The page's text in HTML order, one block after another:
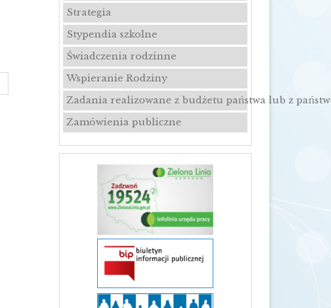
Strategia
Stypendia szkolne
Świadczenia rodzinne
Wspieranie Rodziny
Zadania realizowane z budżetu państwa lub z
Zamówienia publiczne